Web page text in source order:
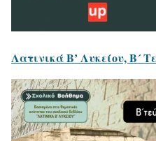
Λατινικά Β’ Λυκείου, Β´